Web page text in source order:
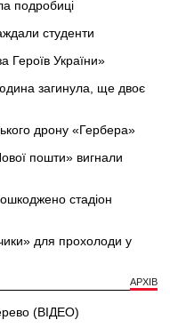
подробиці
студенти
Героїв України»
загинула, ще двоє
дрону «Гербера»
пошти» вигнали
стадіон
для прохолоди у
АРХІВ
(ВІДЕО)